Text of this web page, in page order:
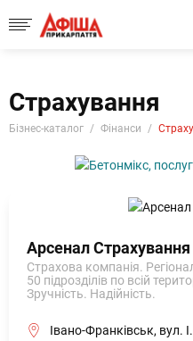
Страхування
Бізнес-каталог Фінанси
Арсенал Страхування
Страхова компанія.
50 підрозділів по всій
Зручність. Надійність.
Івано-Франківськ, вул.